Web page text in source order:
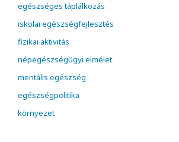
egészséges táplálkozás
iskolai egészségfejlesztés
fizikai aktivitás
népegészségügyi elmélet
mentális egészség
egészségpolitika
környezet